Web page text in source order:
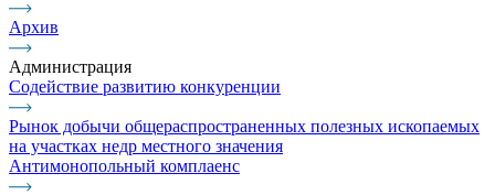
Архив
Администрация
Содействие развитию конкуренции
Рынок добычи общераспространенных полезных ископаемых
на участках недр местного значения
Антимонопольный комплаенс